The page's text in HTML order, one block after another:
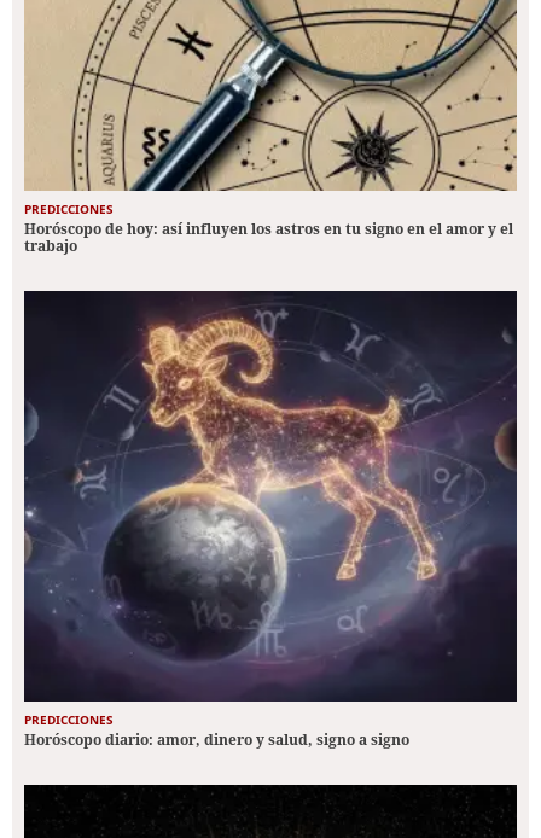
PREDICCIONES
Horóscopo de hoy: así influyen los astros en tu signo en el amor y el
trabajo
PREDICCIONES
Horóscopo diario: amor, dinero y salud, signo a signo